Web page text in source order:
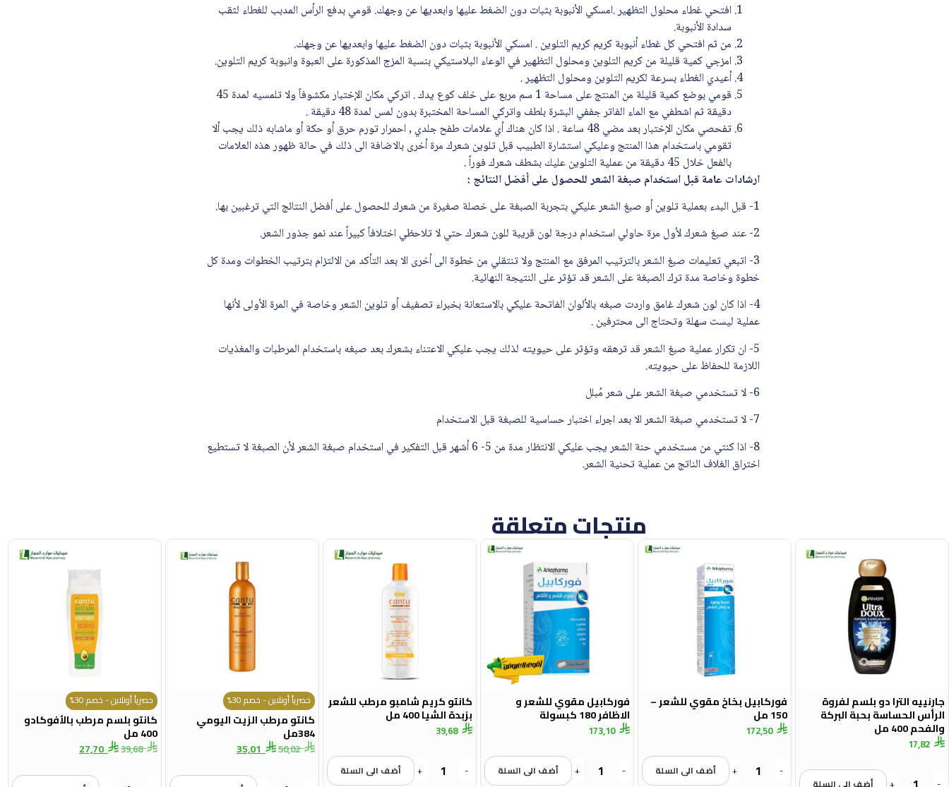
افتحي غطاء محلول التظهير .امسكي الأنبوبة بثبات دون الضغط عليها وابعديها عن وجهك. قومي بدفع الرأس المدبب للغطاء لثقب
سدادة الأنبوبة.
من ثم افتحي كل غطاء أنبوبة كريم كريم التلوين . امسكي الأنبوبة بثبات دون الضغط عليها وابعديها عن وجهك.
امزجي كمية قليلة من كريم التلوين ومحلول التظهير في الوعاء البلاستيكي بنسبة المزج المذكورة على العبوة وانبوبة كريم التلوين.
أعيدي الغطاء بسرعة لكريم التلوين ومحلول التظهير .
قومي بوضع كمية قليلة من المنتج على مساحة 1 سم مربع على خلف كوع يدك . اتركي مكان الإختبار مكشوفاً ولا تلمسيه لمدة 45
دقيقة ثم اشطفي مع الماء الفاتر جففي البشرة بلطف واتركي المساحة المختبرة بدون لمس لمدة 48 دقيقة .
تفحصي مكان الإختبار بعد مضي 48 ساعة . اذا كان هناك أي علامات طفح جلدي , احمرار تورم حرق أو حكة أو ماشابه ذلك يجب ألا
تقومي باستخدام هذا المنتج وعليكي استشارة الطبيب قبل تلوين شعرك مرة أخرى بالاضافة الى ذلك في حالة ظهور هذه العلامات
بالفعل خلال 45 دقيقة من عملية التلوين عليك بشطف شعرك فوراً .
ارشادات عامة قبل استخدام صبغة الشعر للحصول على أفضل النتائج :
1- قبل البدء بعملية تلوين أو صبغ الشعر عليكي بتجربة الصبغة على خصلة صغيرة من شعرك للحصول على أفضل النتائج التي ترغبين بها.
2- عند صبغ شعرك لأول مرة حاولي استخدام درجة لون قريبة للون شعرك حتي لا تلاحظي اختلافاً كبيراً عند نمو جذور الشعر.
3- اتبعي تعليمات صبغ الشعر بالترتيب المرفق مع المنتج ولا تنتقلي من خطوة الى أخرى الا بعد التأكد من الالتزام بترتيب الخطوات ومدة كل
خطوة وخاصة مدة ترك الصبغة على الشعر قد تؤثر على النتيجة النهائية.
4- اذا كان لون شعرك غامق واردت صبغه بالألوان الفاتحة عليكي بالاستعانة بخبراء تصفيف أو تلوين الشعر وخاصة في المرة الأولى لأنها
عملية ليست سهلة وتحتاج الى محترفين .
5- ان تكرار عملية صبغ الشعر قد ترهقه وتؤثر على حيويته لذلك يجب عليكي الاعتناء بشعرك بعد صبغه باستخدام المرطبات والمغذيات
اللازمة للحفاظ على حيويته.
6- لا تستخدمي صبغة الشعر على شعر مُبلل
7- لا تستخدمي صبغة الشعر الا بعد اجراء اختبار حساسية للصبغة قبل الاستخدام
8- اذا كنتي من مستخدمي حنة الشعر يجب عليكي الانتظار مدة من 5- 6 أشهر قبل التفكير في استخدام صبغة الشعر لأن الصبغة لا تستطيع
اختراق الغلاف الناتج من عملية تحنية الشعر.
منتجات متعلقة
جارنييه الترا دو بلسم لفروة
الرأس الحساسة بحبة البركة
والفحم 400 مل
17,82
فوركابيل بخاخ مقوي للشعر –
150 مل
172,50
-
+ أضف الى السلة
فوركابيل مقوي للشعر و
الاظافر 180 كبسولة
173,10
-
+ أضف الى السلة
كانتو كريم شامبو مرطب للشعر
بزبدة الشيا 400 مل
39,68
-
+ أضف الى السلة
حصرياً أونلاين - خصم 30%
كانتو مرطب الزيت اليومي
384مل
50,02
35,01
حصرياً أونلاين - خصم 30%
كانتو بلسم مرطب بالأفوكادو
400 مل
39,68
27,70